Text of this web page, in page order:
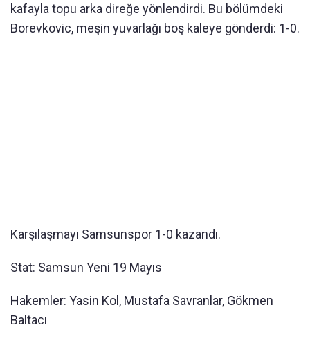
kafayla topu arka direğe yönlendirdi. Bu bölümdeki
Borevkovic, meşin yuvarlağı boş kaleye gönderdi: 1-0.
Karşılaşmayı Samsunspor 1-0 kazandı.
Stat: Samsun Yeni 19 Mayıs
Hakemler: Yasin Kol, Mustafa Savranlar, Gökmen
Baltacı